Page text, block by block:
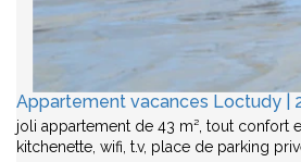
Appartement vacances Loctudy |
joli appartement de 43 m², tout confort
kitchenette, wifi, t.v, place de parking